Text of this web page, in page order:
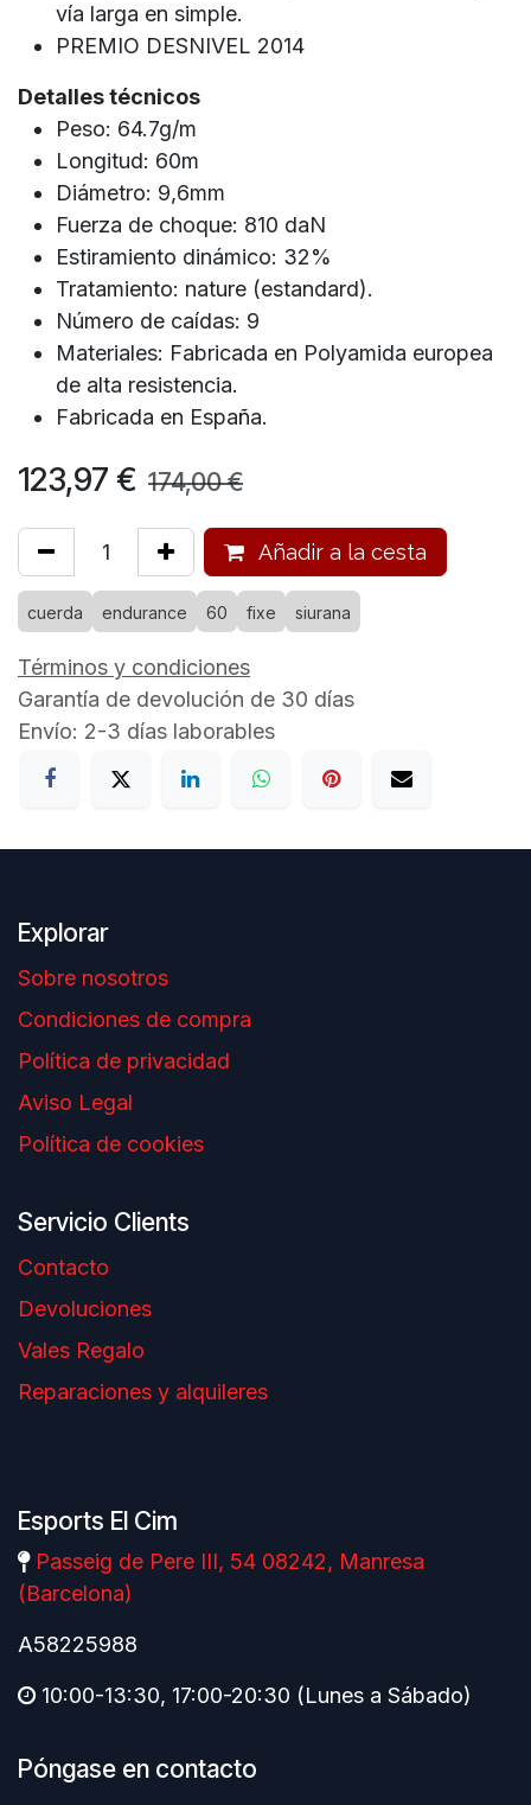
vía larga en simple.
PREMIO DESNIVEL 2014
Detalles técnicos
Peso: 64.7g/m
Longitud: 60m
Diámetro: 9,6mm
Fuerza de choque: 810 daN
Estiramiento dinámico: 32%
Tratamiento: nature (estandard).
Número de caídas: 9
Materiales: Fabricada en Polyamida europea
de alta resistencia.
Fabricada en España.
123,97 € 174,00€
Añadir a la cesta
cuerda endurance 60 fixe siurana
Términos y condiciones
Garantía de devolución de 30 días
Envío: 2-3 días laborables
Explorar
Sobre nosotros
Condiciones de compra
Política de privacidad
Aviso Legal
Política de cookies
Servicio Clients
Contacto
Devoluciones
Vales Regalo
Reparaciones y alquileres
Esports El Cim
Passeig de Pere III, 54 08242, Manresa
(Barcelona)
A58225988
10:00-13:30, 17:00-20:30 (Lunes a Sábado)
Póngase en contacto